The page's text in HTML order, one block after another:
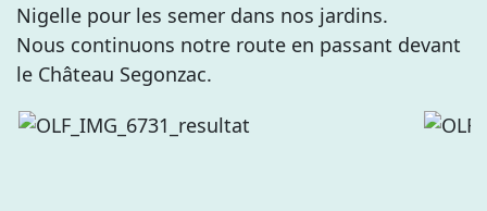
Nigelle pour les semer dans nos jardins.
Nous continuons notre route en passant devant
le Château Segonzac.